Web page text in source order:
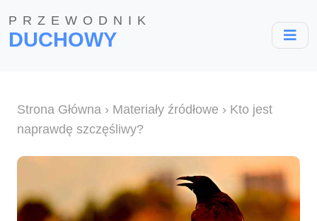
PRZEWODNIK
DUCHOWY
Strona Główna › Materiały źródłowe › Kto jest
naprawdę szczęśliwy?